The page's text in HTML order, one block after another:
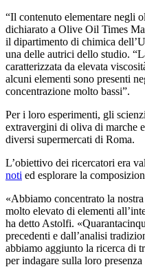
“Il contenuto elementare negli
dichiarato a Olive Oil Times
il dipartimento di chimica
una delle autrici dello studio.
caratterizzata da elevata
alcuni elementi sono presenti
concentrazione molto bassi”.
Per i loro esperimenti, gli
extravergini di oliva di marche
diversi supermercati di Roma.
L’obiettivo dei ricercatori era
noti ed esplorare la
«Abbiamo concentrato la
molto elevato di elementi
ha detto Astolfi.
precedenti e dall’analisi
abbiamo aggiunto la ricerca di
per indagare sulla loro